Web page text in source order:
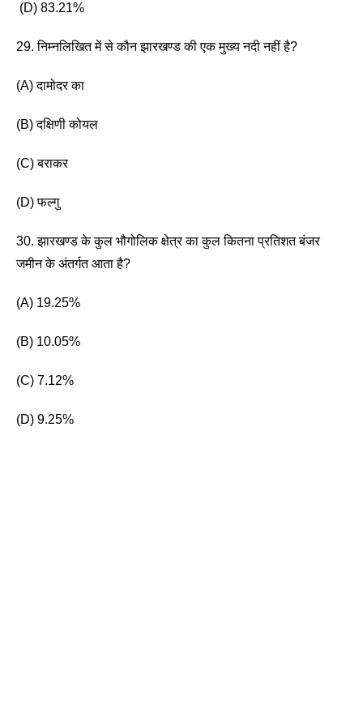
(D) 83.21%
29. निम्नलिखित में से कौन झारखण्ड की एक मुख्य नदी नहीं है?
(A) दामोदर का
(B) दक्षिणी कोयल
(C) बराकर
(D) फल्गु
30. झारखण्ड के कुल भौगोलिक क्षेत्र का कुल कितना प्रतिशत बंजर
जमीन के अंतर्गत आता है?
(A) 19.25%
(B) 10.05%
(C) 7.12%
(D) 9.25%